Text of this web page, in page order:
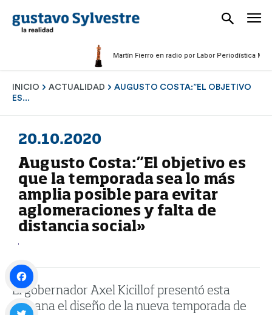
Martín Fierro en radio por Labor Periodística
INICIO ACTUALIDAD
AUGUSTO COSTA:”EL OBJETIVO
ES...
20.10.2020
Augusto Costa:”El objetivo es
que la temporada sea lo más
amplia posible para evitar
aglomeraciones y falta de
distancia social»
El gobernador Axel Kicillof presentó esta
semana el diseño de la nueva temporada de
Facebook